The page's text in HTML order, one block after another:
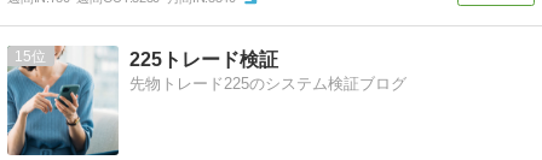
15 225トレード検証
先物トレード225のシステム検証ブログ